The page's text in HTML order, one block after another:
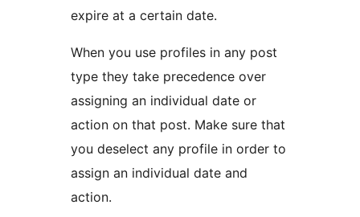
expire at a certain date.
When you use profiles in any post
type they take precedence over
assigning an individual date or
action on that post. Make sure that
you deselect any profile in order to
assign an individual date and
action.